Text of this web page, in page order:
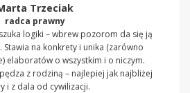
Trzeciak
radca prawny
logiki – wbrew pozorom da się ją
na konkrety i unika (zarówno
elaboratów o wszystkim i o niczym.
z rodziną – najlepiej jak najbliżej
i z dala od cywilizacji.